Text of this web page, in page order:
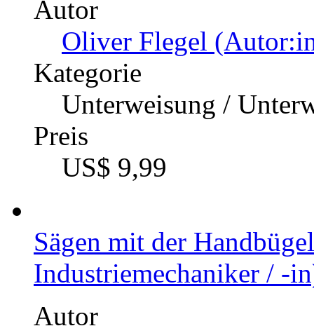
Autor
Oliver Flegel
Kategorie
Unterweisung /
Preis
US$ 9,99
Sägen mit der
Industriemechaniker / -
Autor